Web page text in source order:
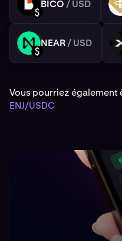
BICO
USD
BICO / USD
NEAR
USD
NEAR/ USD
Vous pourriez également
ENJ/USDC